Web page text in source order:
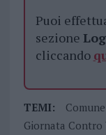
Puoi
sezione
cliccando
TEMI:
Giornata Contro